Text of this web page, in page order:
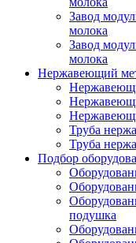
Завод
молока
Завод
молока
Нержавеющий
Труба
Труба
Подбор
подушка